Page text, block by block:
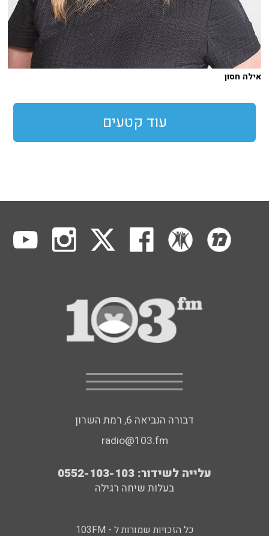
אילה חסון
עוד קטעים
דבורה הנביאה 6, רמת השרון
radio@103.fm
עלייה לשידור: 0552-103-103
בעלות שיחה רגילה
כל הזכויות שמורות ל - 103FM